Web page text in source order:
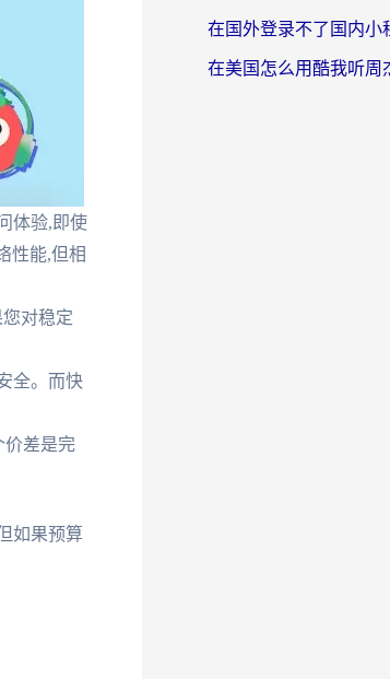
体验,即使
性能,但相
对稳定
全。而快
价差是完
如果预算